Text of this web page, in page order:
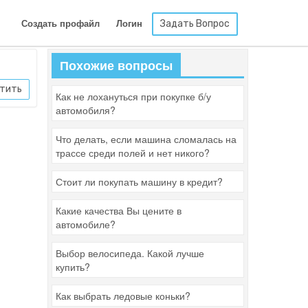
Создать профайл Логин Задать Вопрос
Похожие вопросы
Как не лохануться при покупке б/у
автомобиля?
Что делать, если машина сломалась на
трассе среди полей и нет никого?
Стоит ли покупать машину в кредит?
Какие качества Вы цените в
автомобиле?
Выбор велосипеда. Какой лучше
купить?
Как выбрать ледовые коньки?